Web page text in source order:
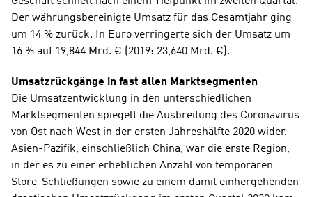
Der währungsbereinigte Umsatz für das Gesamtjahr ging
um 14 % zurück. In Euro verringerte sich der Umsatz um
16 % auf 19,844 Mrd. € (2019: 23,640 Mrd. €).
Umsatzrückgänge in fast allen Marktsegmenten
Die Umsatzentwicklung in den unterschiedlichen
Marktsegmenten spiegelt die Ausbreitung des Coronavirus
von Ost nach West in der ersten Jahreshälfte 2020 wider.
Asien-Pazifik, einschließlich China, war die erste Region,
in der es zu einer erheblichen Anzahl von temporären
Store-Schließungen sowie zu einem damit einhergehenden